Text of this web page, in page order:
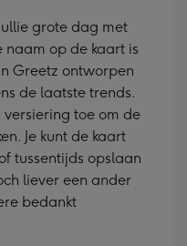
grote dag met
naam op de kaart is
Greetz ontworpen
de laatste trends.
toe om de
Je kunt de kaart
tussentijds opslaan
liever een ander
bedankt